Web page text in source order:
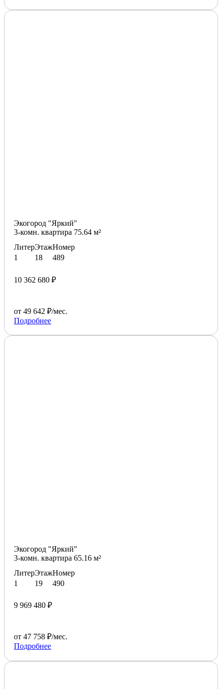
Экогород "Яркий"
3-комн. квартира 75.64 м²
Литер
1
Этаж
18
Номер
489
10 362 680 ₽
от 49 642 ₽/мес.
Подробнее
Экогород "Яркий"
3-комн. квартира 65.16 м²
Литер
1
Этаж
19
Номер
490
9 969 480 ₽
от 47 758 ₽/мес.
Подробнее